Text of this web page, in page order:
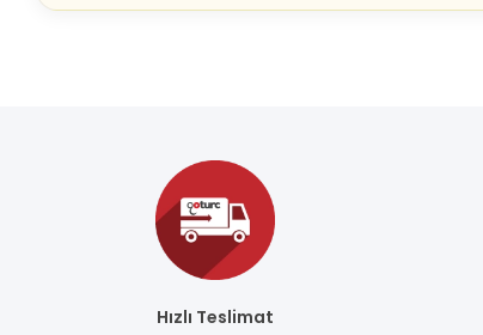
Hızlı Teslimat